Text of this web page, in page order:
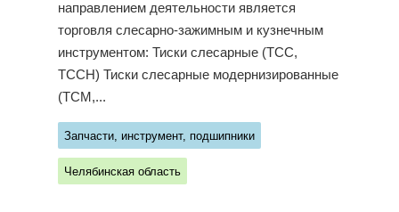
направлением деятельности является
торговля слесарно-зажимным и кузнечным
инструментом: Тиски слесарные (ТСС,
ТССН) Тиски слесарные модернизированные
(ТСМ,...
Запчасти, инструмент, подшипники
Челябинская область